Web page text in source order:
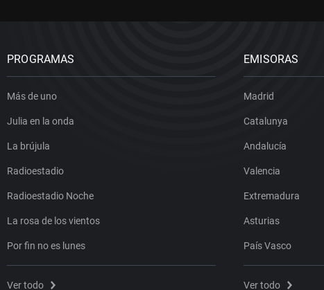
PROGRAMAS
Más de uno
Julia en la onda
La brújula
Radioestadio
Radioestadio Noche
La rosa de los vientos
Por fin no es lunes
Ver todo
EMISORAS
Madrid
Catalunya
Andalucía
Valencia
Extremadura
Asturias
País Vasco
Ver todo